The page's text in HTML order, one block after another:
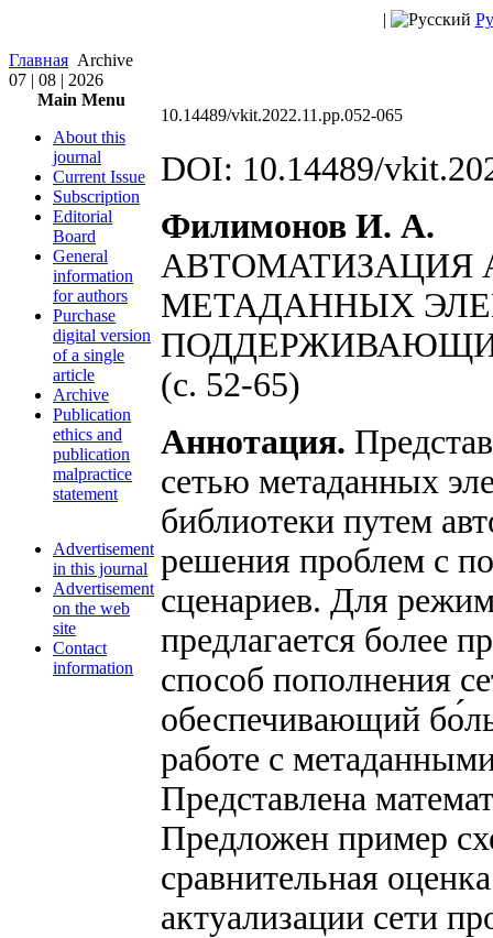
|
Главная Archive
07 | 08 | 2026
Main Menu
About this
journal
Current Issue
Subscription
Editorial
Board
General
information
for authors
Purchase
digital version
of a single
article
Archive
Publication
ethics and
publication
malpractice
statement
Advertisement
in this journal
Advertisement
on the web
site
Contact
information
10.14489/vkit.2022.11.pp.052-065
DOI: 10.14489/
Филимонов И. А.
АВТОМАТИЗАЦИЯ
МЕТАДАННЫХ
(с. 52-65)
Аннотация.
сетью метаданных
библиотеки путем
решения проблем с
сценариев. Для
предлагается более
способ пополнения
обеспечивающий
работе с
Представлена
Предложен пример
сравнительная
актуализации сети